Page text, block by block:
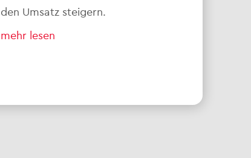
den Umsatz steigern.
mehr lesen